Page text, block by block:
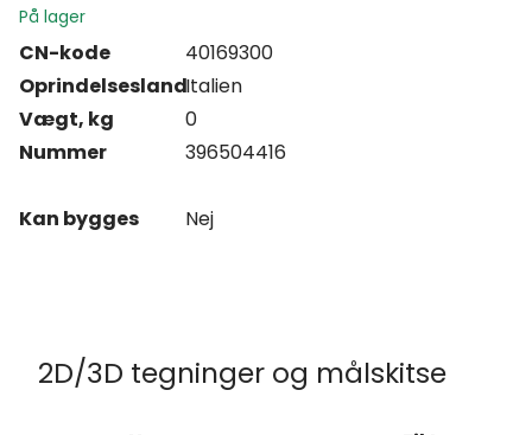
På lager
CN-kode
40169300
OprindelseslandItalien
Vægt, kg
0
Nummer
396504416
Kan bygges Nej
2D/3D tegninger og målskitse